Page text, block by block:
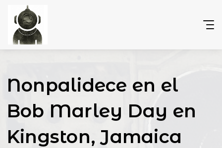
Nonpalidece en el
Bob Marley Day en
Kingston, Jamaica